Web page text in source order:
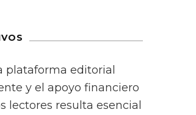
plataforma editorial
y el apoyo financiero
lectores resulta esencial